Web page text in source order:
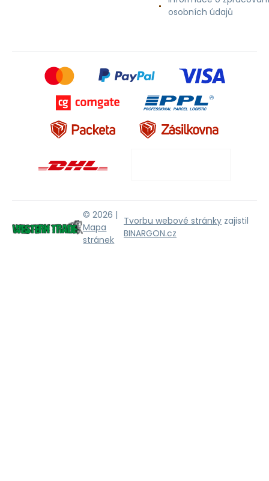
osobních údajů
© 2026 |
Mapa
stránek
Tvorbu webové stránky zajistil
BINARGON.cz